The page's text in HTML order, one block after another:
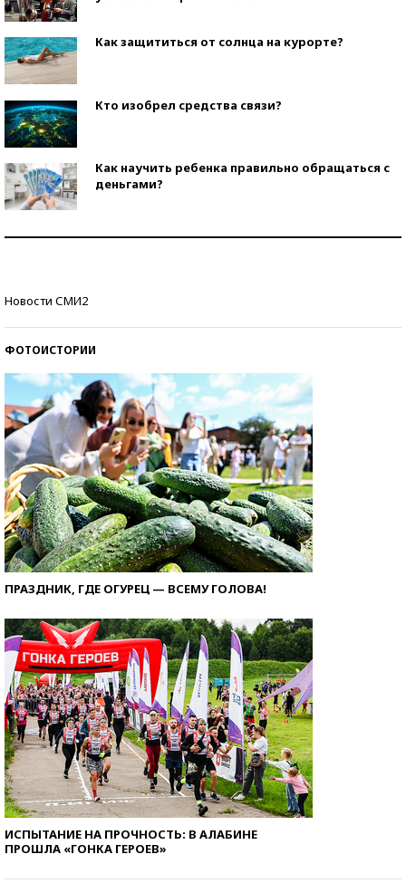
Как защититься от солнца на курорте?
Кто изобрел средства связи?
Как научить ребенка правильно обращаться с
деньгами?
Новости СМИ2
ФОТОИСТОРИИ
ПРАЗДНИК, ГДЕ ОГУРЕЦ — ВСЕМУ ГОЛОВА!
ИСПЫТАНИЕ НА ПРОЧНОСТЬ: В АЛАБИНЕ
ПРОШЛА «ГОНКА ГЕРОЕВ»